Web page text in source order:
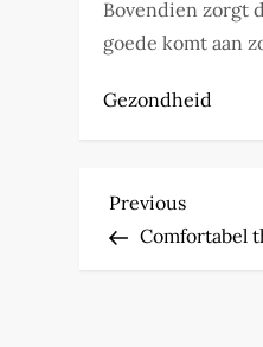
Bovendien zorgt
goede komt aan
Gezondheid
P
o
Previous
Post
Previous
Comfortabel